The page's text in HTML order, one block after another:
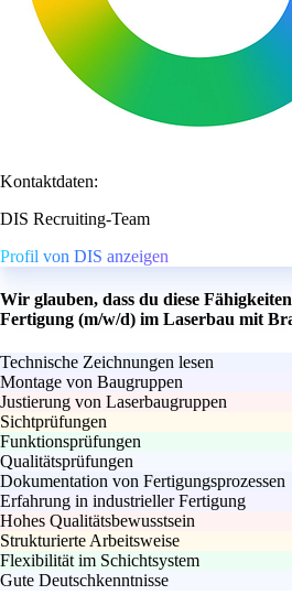
Kontaktdaten:
DIS Recruiting-Team
Profil von DIS anzeigen
Wir glauben, dass du diese
Fertigung (m/w/d) im Laserbau mit
Technische Zeichnungen lesen
Montage von Baugruppen
Justierung von Laserbaugruppen
Sichtprüfungen
Funktionsprüfungen
Qualitätsprüfungen
Dokumentation von Fertigungsprozessen
Erfahrung in industrieller Fertigung
Hohes Qualitätsbewusstsein
Strukturierte Arbeitsweise
Flexibilität im Schichtsystem
Gute Deutschkenntnisse